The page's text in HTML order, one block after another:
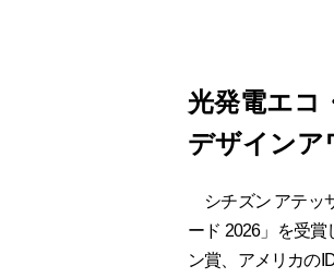
光発電エコ
デザインア
シチズン アテッ
ード 2026」を受
ン賞、アメリカの